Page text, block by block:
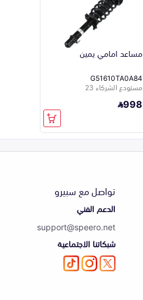
مساعد امامي يمين
G51610TA0A84
مستودع الشركاء 23
998
تواصل مع سبيرو
الدعم الفني
support@speero.net
شبكاتنا الاجتماعية